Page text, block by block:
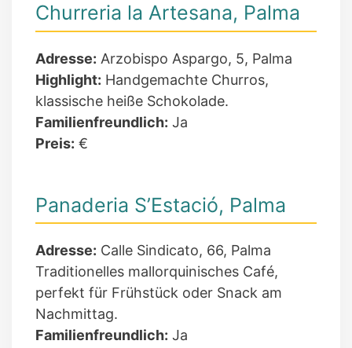
Churreria la Artesana, Palma
Adresse: Arzobispo Aspargo, 5, Palma
Highlight: Handgemachte Churros,
klassische heiße Schokolade.
Familienfreundlich: Ja
Preis: €
Panaderia S’Estació, Palma
Adresse: Calle Sindicato, 66, Palma
Traditionelles mallorquinisches Café,
perfekt für Frühstück oder Snack am
Nachmittag.
Familienfreundlich: Ja